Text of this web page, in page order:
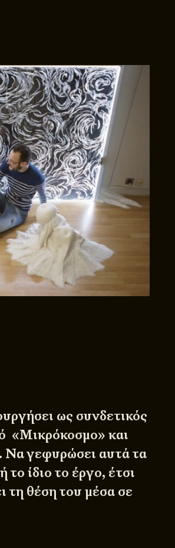
ως συνδετικός
«Μικρόκοσμο» και
γεφυρώσει αυτά τα
ίδιο το έργο, έτσι
τη θέση του μέσα σε